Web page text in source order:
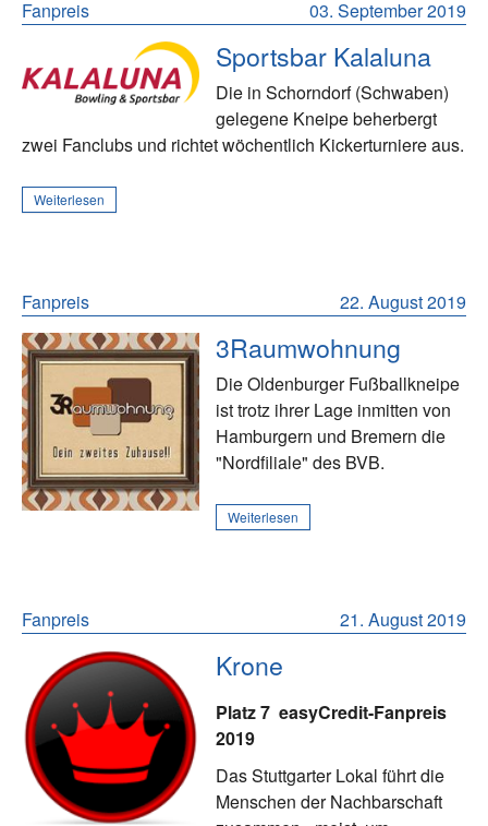
03. September 2019
Fanpreis
Sportsbar Kalaluna
Die in Schorndorf (Schwaben)
gelegene Kneipe beherbergt
zwei Fanclubs und richtet wöchentlich Kickerturniere aus.
Weiterlesen
22. August 2019
Fanpreis
3Raumwohnung
Die Oldenburger Fußballkneipe
ist trotz ihrer Lage inmitten von
Hamburgern und Bremern die
"Nordfiliale" des BVB.
Weiterlesen
21. August 2019
Fanpreis
Krone
Platz 7 easyCredit-Fanpreis
2019
Das Stuttgarter Lokal führt die
Menschen der Nachbarschaft